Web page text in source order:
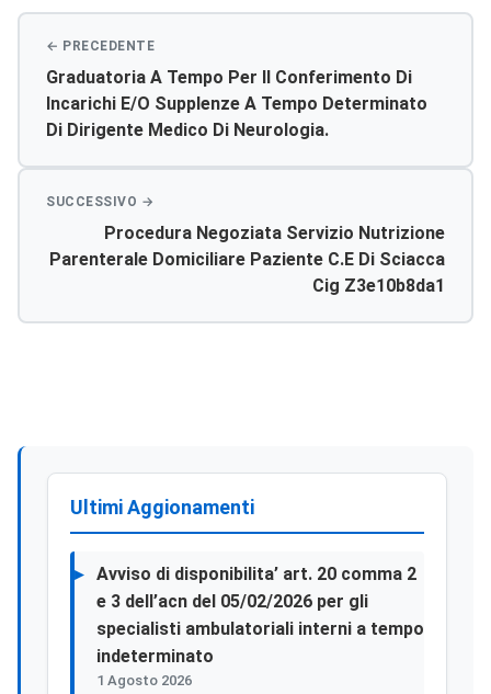
Graduatoria A Tempo Per Il Conferimento Di
Incarichi E/o Supplenze A Tempo Determinato
Di Dirigente Medico Di Neurologia.
Procedura Negoziata Servizio Nutrizione
Parenterale Domiciliare Paziente C.e Di Sciacca
Cig Z3e10b8da1
Ultimi Aggionamenti
Avviso di disponibilita’ art. 20 comma 2
e 3 dell’acn del 05/02/2026 per gli
specialisti ambulatoriali interni a tempo
indeterminato
1 Agosto 2026